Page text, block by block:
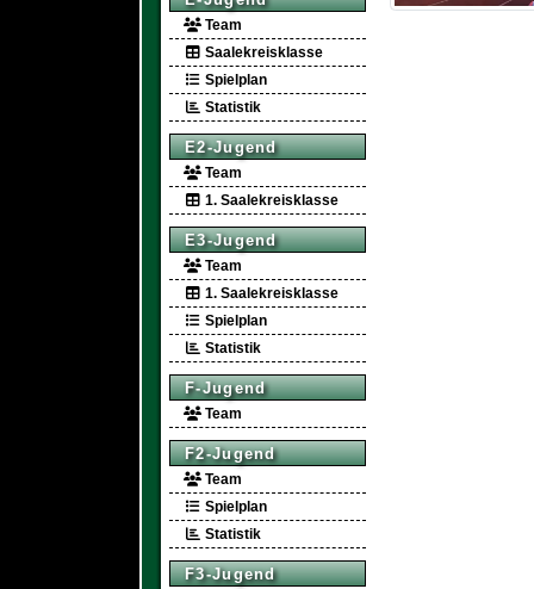
Team
Saalekreisklasse
Spielplan
Statistik
E2-Jugend
Team
1. Saalekreisklasse
E3-Jugend
Team
1. Saalekreisklasse
Spielplan
Statistik
F-Jugend
Team
F2-Jugend
Team
Spielplan
Statistik
F3-Jugend